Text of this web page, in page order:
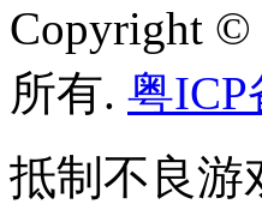
Copyright ©
所有. 粤ICP
抵制不良游